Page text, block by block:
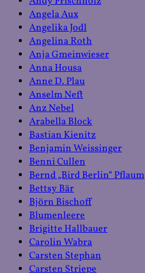
Angela Aux
Angelika Jodl
Angelina Roth
Anja Gmeinwieser
Anna Housa
Anne D. Plau
Anselm Neft
Anz Nebel
Arabella Block
Bastian Kienitz
Benjamin Weissinger
Benni Cullen
Bernd „Bird Berlin“ Pflaum
Bettsy Bär
Björn Bischoff
Blumenleere
Brigitte Hallbauer
Carolin Wabra
Carsten Stephan
Carsten Striepe